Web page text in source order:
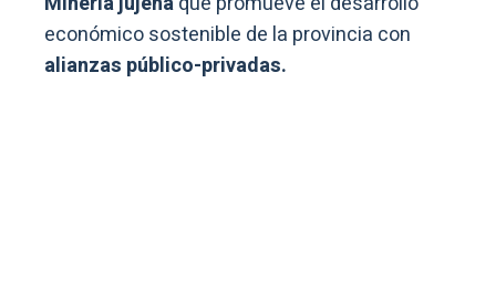
económico sostenible de la provincia con
alianzas público-privadas.